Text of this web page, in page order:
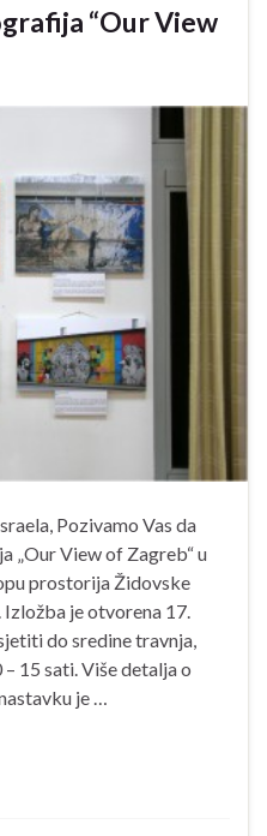
“Our View
Pozivamo Vas da
„Our View of Zagreb“ u
prostorija Židovske
je otvorena 17.
do sredine travnja,
15 sati. Više detalja o
je …